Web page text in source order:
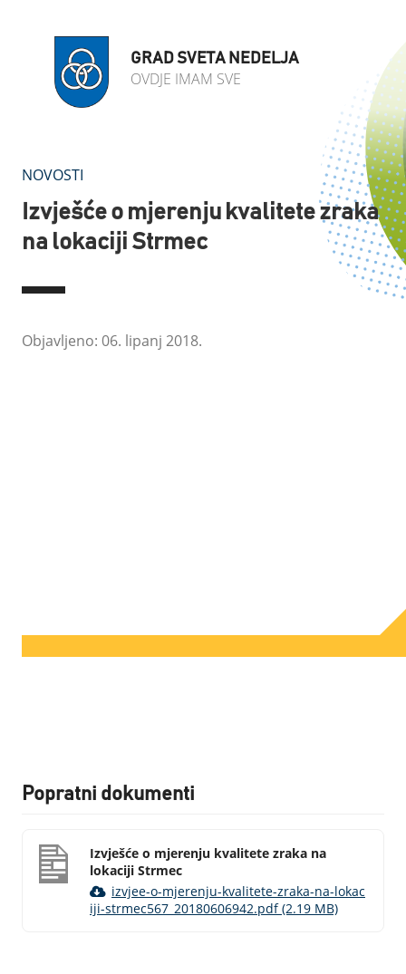
GRAD SVETA NEDELJA
OVDJE IMAM SVE
NOVOSTI
Izvješće o mjerenju kvalitete zraka
na lokaciji Strmec
Objavljeno: 06. lipanj 2018.
Popratni dokumenti
Izvješće o mjerenju kvalitete zraka na
lokaciji Strmec
izvjee-o-mjerenju-kvalitete-zraka-na-lokac
iji-strmec567_20180606942.pdf (2.19 MB)